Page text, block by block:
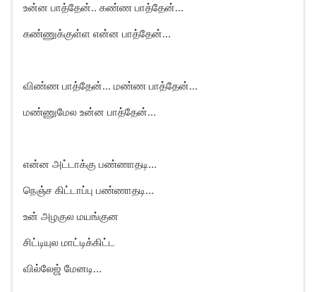
உன்ன பாத்தேன்.. கண்ண பாத்தேன்…
கண்ணுக்குள்ள என்ன பாத்தேன்…
விண்ண பாத்தேன்… மண்ண பாத்தேன்…
மண்ணுமேல உன்ன பாத்தேன்…
என்ன அட்டாக்கு பண்ணாதடி…
நெஞ்ச கிட்டாப்பு பண்ணாதடி…
உன் அழகுல மயங்குன
சிட்டியுல மாட்டிக்கிட்ட
வில்லேஜ் மேனடி…